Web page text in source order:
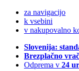
za navigacijo
k vsebini
v nakupovalno
Slovenija:
Brezplačno
Odprema v 24